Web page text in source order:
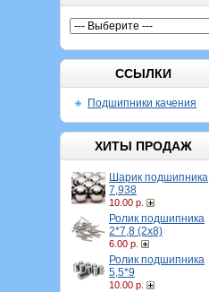
ССЫЛКИ
Подшипники качения
ХИТЫ ПРОДАЖ
Шарик подшипника
7,938
10.00 р.
Ролик подшипника
2*7,8 (2х8)
6.00 р.
Ролик подшипника
5,5*9
10.00 р.